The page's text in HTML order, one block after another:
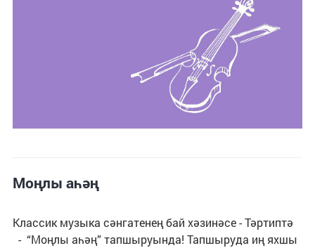
Моңлы аһәң
Классик музыка сәнгатенең бай хәзинәсе - Тәртиптә
- “Моңлы аһәң” тапшыруында! Тапшыруда иң яхшы